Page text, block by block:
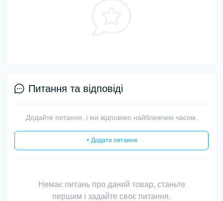
Питання та відповіді
Додайте питання, і ми відповімо найближчим часом.
+ Додати питання
Немає питань про даний товар, станьте
першим і задайте своє питання.